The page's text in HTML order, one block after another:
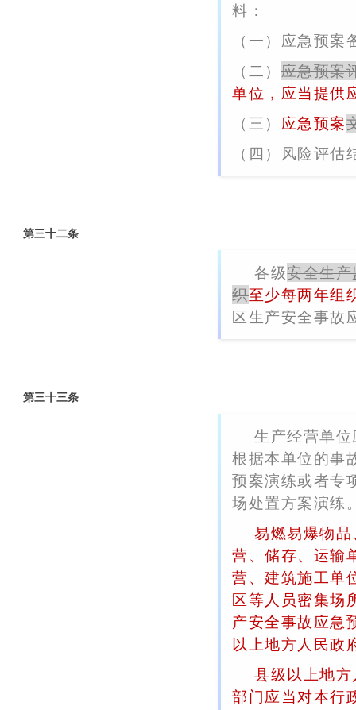
料：
（一）应急预
（二） 应急预案
单位，应当提供
（三） 应急预案
（四）风险评
第三十二条
各级安全生
织至少每两年组
区生产安全事故
第三十三条
生产经营单
根据本单位的事
预案演练或者专
场处置方案演练
易燃易爆物
营、储存、运输
营、建筑施工单
区等人员密集场
产安全事故应急
以上地方人民政
县级以上地
部门应当对本行